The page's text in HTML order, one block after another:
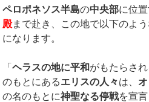
ペロポネソス半島の中央部に位
殿まで赴き、この地で以下のよ
になります。
「ヘラスの地に平和がもたらさ
のもとにあるエリスの人々は、
の名のもとに神聖なる停戦を宣